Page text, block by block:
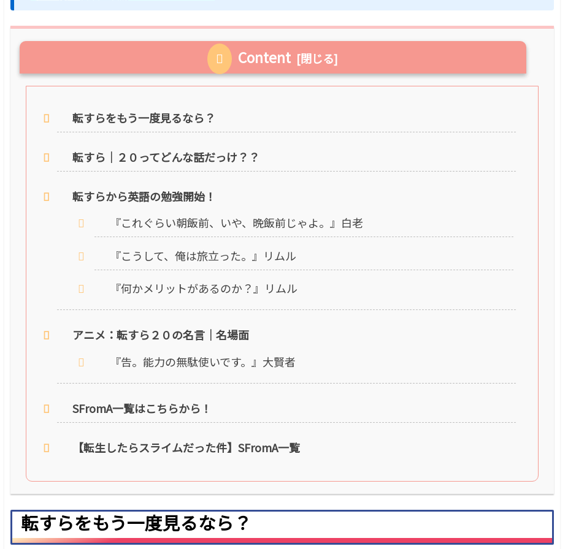
Content
転すらをもう一度見るなら？
転すら｜２０ってどんな話だっけ？？
転すらから英語の勉強開始！
『これぐらい朝飯前、いや、晩飯前じゃよ。』白老
『こうして、俺は旅立った。』リムル
『何かメリットがあるのか？』リムル
アニメ：転すら２０の名言｜名場面
『告。能力の無駄使いです。』大賢者
SFromA一覧はこちらから！
【転生したらスライムだった件】SFromA一覧
転すらをもう一度見るなら？